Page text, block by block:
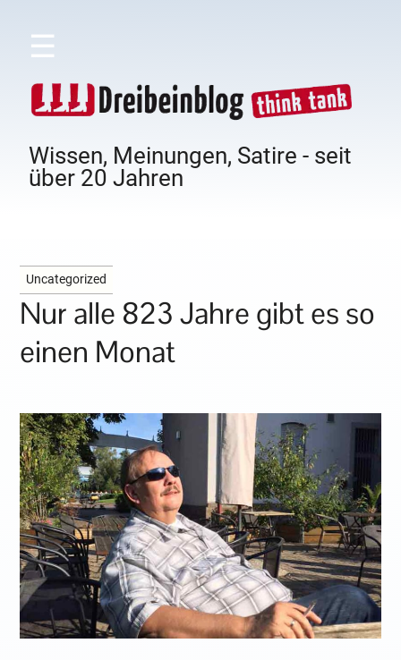
☰
Wissen, Meinungen, Satire - seit
über 20 Jahren
Uncategorized
Nur alle 823 Jahre gibt es so
einen Monat